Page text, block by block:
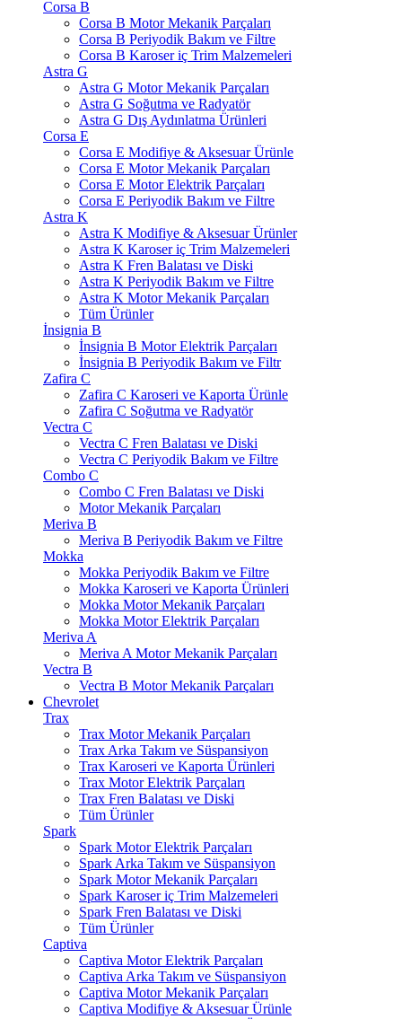
Corsa B
Corsa B Motor Mekanik Parçaları
Corsa B Periyodik Bakım ve Filtre
Corsa B Karoser iç Trim Malzemeleri
Astra G
Astra G Motor Mekanik Parçaları
Astra G Soğutma ve Radyatör
Astra G Dış Aydınlatma Ürünleri
Corsa E
Corsa E Modifiye & Aksesuar Ürünle
Corsa E Motor Mekanik Parçaları
Corsa E Motor Elektrik Parçaları
Corsa E Periyodik Bakım ve Filtre
Astra K
Astra K Modifiye & Aksesuar Ürünler
Astra K Karoser iç Trim Malzemeleri
Astra K Fren Balatası ve Diski
Astra K Periyodik Bakım ve Filtre
Astra K Motor Mekanik Parçaları
Tüm Ürünler
İnsignia B
İnsignia B Motor Elektrik Parçaları
İnsignia B Periyodik Bakım ve Filtr
Zafira C
Zafira C Karoseri ve Kaporta Ürünle
Zafira C Soğutma ve Radyatör
Vectra C
Vectra C Fren Balatası ve Diski
Vectra C Periyodik Bakım ve Filtre
Combo C
Combo C Fren Balatası ve Diski
Motor Mekanik Parçaları
Meriva B
Meriva B Periyodik Bakım ve Filtre
Mokka
Mokka Periyodik Bakım ve Filtre
Mokka Karoseri ve Kaporta Ürünleri
Mokka Motor Mekanik Parçaları
Mokka Motor Elektrik Parçaları
Meriva A
Meriva A Motor Mekanik Parçaları
Vectra B
Vectra B Motor Mekanik Parçaları
Chevrolet
Trax
Trax Motor Mekanik Parçaları
Trax Arka Takım ve Süspansiyon
Trax Karoseri ve Kaporta Ürünleri
Trax Motor Elektrik Parçaları
Trax Fren Balatası ve Diski
Tüm Ürünler
Spark
Spark Motor Elektrik Parçaları
Spark Arka Takım ve Süspansiyon
Spark Motor Mekanik Parçaları
Spark Karoser iç Trim Malzemeleri
Spark Fren Balatası ve Diski
Tüm Ürünler
Captiva
Captiva Motor Elektrik Parçaları
Captiva Arka Takım ve Süspansiyon
Captiva Motor Mekanik Parçaları
Captiva Modifiye & Aksesuar Ürünle